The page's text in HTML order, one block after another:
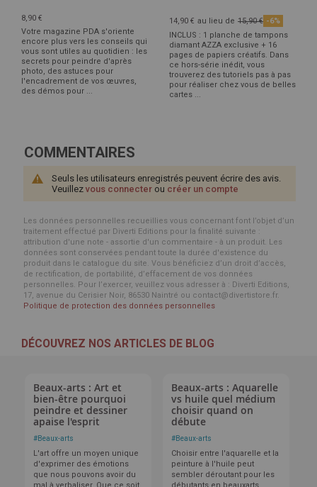
8,90 €
Votre magazine PDA s'oriente
encore plus vers les conseils qui
vous sont utiles au quotidien : les
secrets pour peindre d'après
photo, des astuces pour
l'encadrement de vos œuvres,
des démos pour ...
14,90 € au lieu de 15,90 € -6%
INCLUS : 1 planche de tampons
diamant AZZA exclusive + 16
pages de papiers créatifs. Dans
ce hors-série inédit, vous
trouverez des tutoriels pas à pas
pour réaliser chez vous de belles
cartes ...
COMMENTAIRES
Seuls les utilisateurs enregistrés peuvent écrire des avis.
Veuillez vous connecter ou créer un compte
Les données personnelles recueillies vous concernant font l’objet d’un
traitement effectué par Diverti Editions pour la finalité suivante :
attribution d'une note - assortie d'un commentaire - à un produit. Les
données sont conservées pendant toute la durée d'existence du
produit dans le catalogue du site. Vous bénéficiez d’un droit d’accès,
de rectification, de portabilité, d’effacement de vos données
personnelles. Pour l’exercer, veuillez vous adresser à : Diverti Editions,
17, avenue du Cerisier Noir, 86530 Naintré ou contact@divertistore.fr.
Politique de protection des données personnelles
DÉCOUVREZ NOS ARTICLES DE BLOG
Beaux-arts : Art et
bien-être pourquoi
peindre et dessiner
apaise l'esprit
#Beaux-arts
L'art offre un moyen unique
d'exprimer des émotions
que nous pouvons avoir du
mal à verbaliser. Que ce soit
Beaux-arts : Aquarelle
vs huile quel médium
choisir quand on
débute
#Beaux-arts
Choisir entre l'aquarelle et la
peinture à l'huile peut
sembler déroutant pour les
débutants en beauxarts.